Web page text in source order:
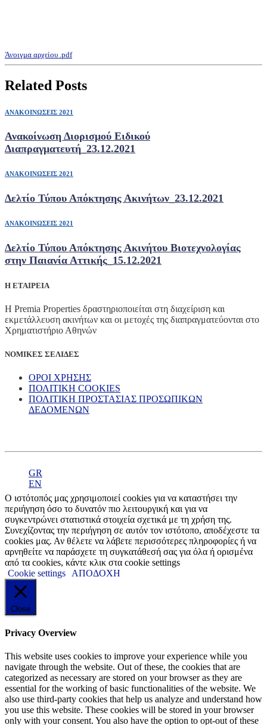
Άνοιγμα αρχείου .pdf
Related Posts
ΑΝΑΚΟΙΝΩΣΕΙΣ 2021
Ανακοίνωση Διορισμού Ειδικού
Διαπραγματευτή_23.12.2021
ΑΝΑΚΟΙΝΩΣΕΙΣ 2021
Δελτίο Τύπου Απόκτησης Ακινήτων_23.12.2021
ΑΝΑΚΟΙΝΩΣΕΙΣ 2021
Δελτίο Τύπου Απόκτησης Ακινήτου Βιοτεχνολογίας
στην Παιανία Αττικής_15.12.2021
Η ΕΤΑΙΡΕΙΑ
Η Premia Properties δραστηριοποιείται στη διαχείριση και
εκμετάλλευση ακινήτων και οι μετοχές της διαπραγματεύονται στο
Χρηματιστήριο Αθηνών
ΝΟΜΙΚΕΣ ΣΕΛΙΔΕΣ
ΟΡΟΙ ΧΡΗΣΗΣ
ΠΟΛΙΤΙΚΗ COOKIES
ΠΟΛΙΤΙΚΗ ΠΡΟΣΤΑΣΙΑΣ ΠΡΟΣΩΠΙΚΩΝ
ΔΕΔΟΜΕΝΩΝ
GR
EN
Ο ιστότοπός μας χρησιμοποιεί cookies για να καταστήσει την
περιήγηση όσο το δυνατόν πιο λειτουργική και για να
συγκεντρώνει στατιστικά στοιχεία σχετικά με τη χρήση της.
Συνεχίζοντας την περιήγηση σε αυτόν τον ιστότοπο, αποδέχεστε τα
cookies μας. Αν θέλετε να λάβετε περισσότερες πληροφορίες ή να
αρνηθείτε να παράσχετε τη συγκατάθεσή σας για όλα ή ορισμένα
από τα cookies, κάντε κλικ στα cookie settings
Cookie settings
ΑΠΟΔΟΧΗ
Close
Privacy Overview
This website uses cookies to improve your experience while you
navigate through the website. Out of these, the cookies that are
categorized as necessary are stored on your browser as they are
essential for the working of basic functionalities of the website. We
also use third-party cookies that help us analyze and understand how
you use this website. These cookies will be stored in your browser
only with your consent. You also have the option to opt-out of these